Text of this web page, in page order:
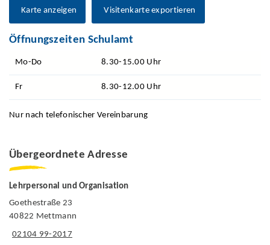
Karte anzeigen Visitenkarte exportieren
Öffnungszeiten Schulamt
Mo-Do 8.30-15.00 Uhr
Fr 8.30-12.00 Uhr
Nur nach telefonischer Vereinbarung
Übergeordnete Adresse
Lehrpersonal und Organisation
Goethestraße 23
40822 Mettmann
02104 99-2017